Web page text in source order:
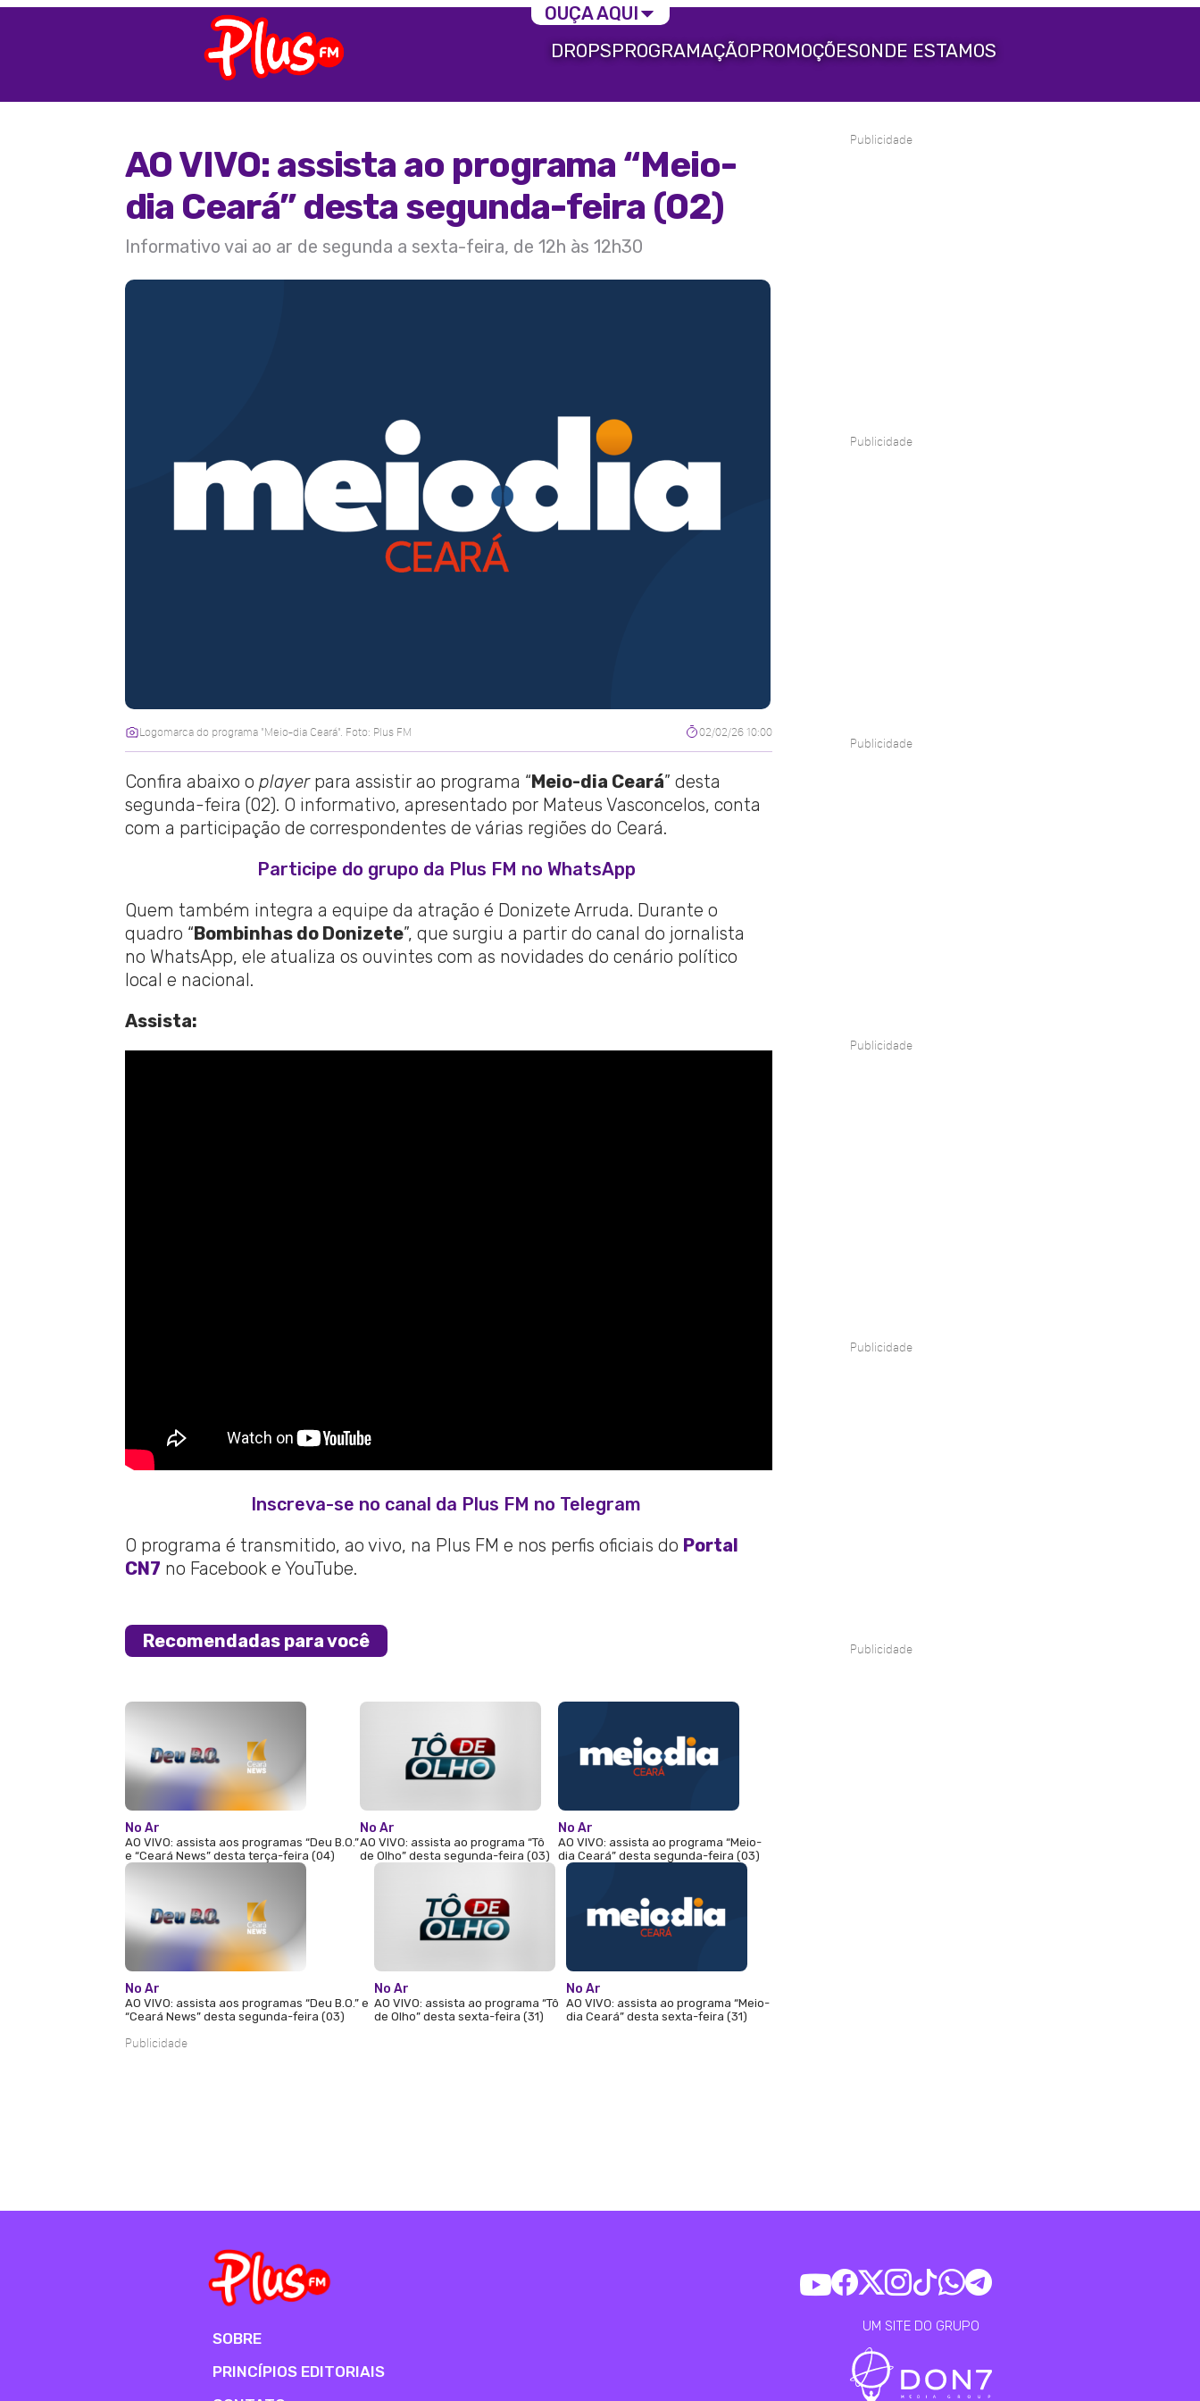
DROPSPROGRAMAÇÃOPROMOÇÕESONDE ESTAMOS
AO VIVO: assista ao programa “Meio-
dia Ceará” desta segunda-feira (02)
Informativo vai ao ar de segunda a sexta-feira, de 12h às 12h30
Logomarca do programa "Meio-dia Ceará". Foto: Plus FM 02/02/26 10:00
Confira abaixo o player para assistir ao programa “Meio-dia Ceará” desta
segunda-feira (02). O informativo, apresentado por Mateus Vasconcelos, conta
com a participação de correspondentes de várias regiões do Ceará.
Participe do grupo da Plus FM no WhatsApp
Quem também integra a equipe da atração é Donizete Arruda. Durante o
quadro “Bombinhas do Donizete”, que surgiu a partir do canal do jornalista
no WhatsApp, ele atualiza os ouvintes com as novidades do cenário político
local e nacional.
Assista:
Inscreva-se no canal da Plus FM no Telegram
O programa é transmitido, ao vivo, na Plus FM e nos perfis oficiais do Portal
CN7 no Facebook e YouTube.
Recomendadas para você
No Ar
AO VIVO: assista aos programas “Deu B.O.”
e “Ceará News” desta terça-feira (04)
No Ar
AO VIVO: assista ao programa “Tô
de Olho” desta segunda-feira (03)
No Ar
AO VIVO: assista ao programa “Meio-
dia Ceará” desta segunda-feira (03)
No Ar
AO VIVO: assista aos programas “Deu B.O.” e
“Ceará News” desta segunda-feira (03)
No Ar
AO VIVO: assista ao programa “Tô
de Olho” desta sexta-feira (31)
No Ar
AO VIVO: assista ao programa “Meio-
dia Ceará” desta sexta-feira (31)
Publicidade
Publicidade
Publicidade
Publicidade
Publicidade
Publicidade
Publicidade
SOBRE
PRINCÍPIOS EDITORIAIS
UM SITE DO GRUPO
OUÇA AQUI